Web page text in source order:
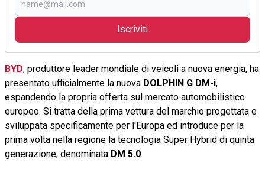
Iscriviti
BYD, produttore leader mondiale di veicoli a nuova energia, ha
presentato ufficialmente la nuova DOLPHIN G DM-i,
espandendo la propria offerta sul mercato automobilistico
europeo. Si tratta della prima vettura del marchio progettata e
sviluppata specificamente per l'Europa ed introduce per la
prima volta nella regione la tecnologia Super Hybrid di quinta
generazione, denominata DM 5.0.